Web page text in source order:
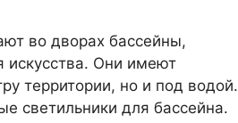
во дворах бассейны,
Они имеют
территории, но и под водой.
светильники для бассейна.